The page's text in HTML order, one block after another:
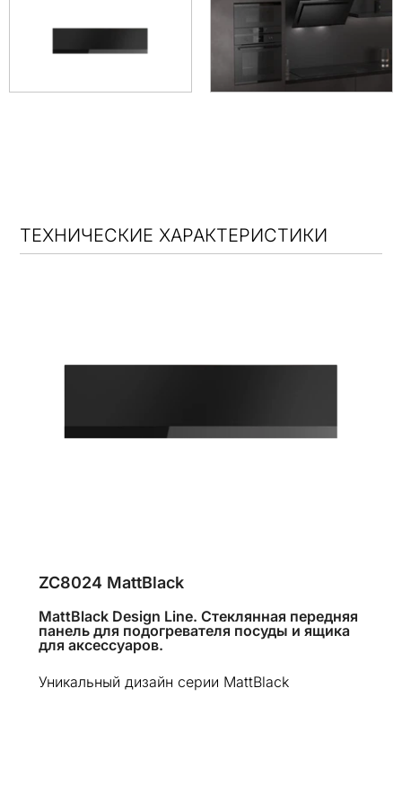
ТЕХНИЧЕСКИЕ ХАРАКТЕРИСТИКИ
ZC8024 MattBlack
MattBlack Design Line. Стеклянная передняя
панель для подогревателя посуды и ящика
для аксессуаров.
Уникальный дизайн серии MattBlack